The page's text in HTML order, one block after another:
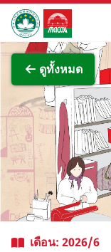
Skip to Main
สำนักงานการท่องเ
ดูทั้งหมด
เดือน: 2026/6